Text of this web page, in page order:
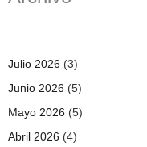
Julio 2026 (3)
Junio 2026 (5)
Mayo 2026 (5)
Abril 2026 (4)